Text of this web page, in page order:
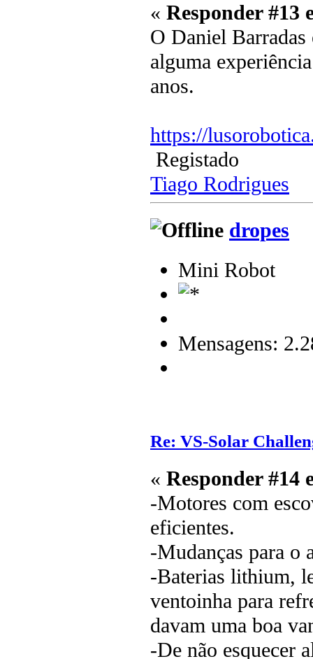
« Responder #13
O Daniel Barradas
alguma
anos.
https://
Registado
Tiago Rodrigues
dropes
Mini Robot
Mensagens:
Re: VS-Solar
« Responder #14
-Motores com
eficientes.
-Mudanças para o
-Baterias lithium,
ventoinha para
davam uma boa
-De não esquecer